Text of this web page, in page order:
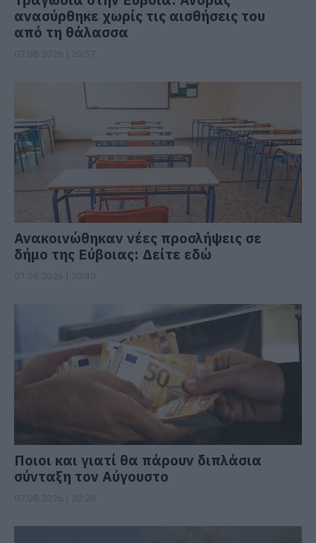
ανασύρθηκε χωρίς τις αισθήσεις του
από τη θάλασσα
Ανακοινώθηκαν νέες προσλήψεις σε
δήμο της Εύβοιας: Δείτε εδώ
Ποιοι και γιατί θα πάρουν διπλάσια
σύνταξη τον Αύγουστο